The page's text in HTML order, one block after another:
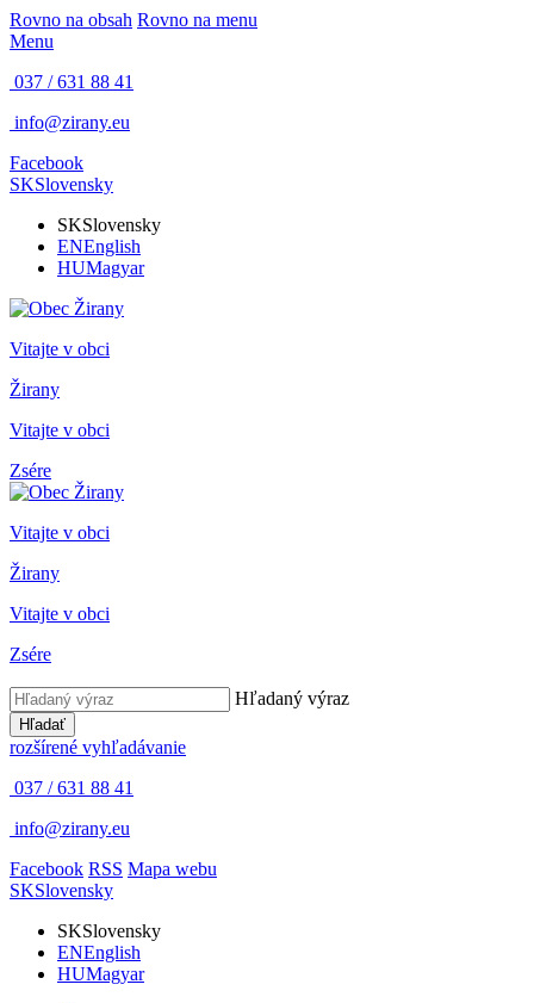
Rovno na obsah Rovno na menu
Menu
037 / 631 88 41
info@zirany.eu
Facebook
SKSlovensky
SKSlovensky
ENEnglish
HUMagyar
Vitajte v obci
Žirany
Vitajte v obci
Zsére
Vitajte v obci
Žirany
Vitajte v obci
Zsére
Hľadaný výraz
Hľadať
rozšírené vyhľadávanie
037 / 631 88 41
info@zirany.eu
Facebook RSS Mapa webu
SKSlovensky
SKSlovensky
ENEnglish
HUMagyar